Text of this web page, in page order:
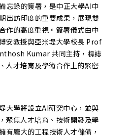
忘錄的簽署，是中正大學AI中
出訪印度的重要成果，展現雙
作的高度重視。簽署儀式由中
安教授與亞米堤大學校長 Prof
Kumar 共同主持，標誌
人才培育及學術合作上的緊密
大學將設立AI研究中心，並與
聚焦人才培育、技術開發及學
有龐大的工程技術人才儲備，